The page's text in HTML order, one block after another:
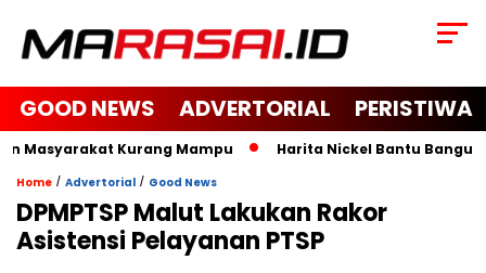
GOOD NEWS ADVERTORIAL PERISTIWA
Masyarakat Kurang Mampu Harita Nickel Bantu Bangun
Home / Advertorial / Good News
DPMPTSP Malut Lakukan Rakor
Asistensi Pelayanan PTSP